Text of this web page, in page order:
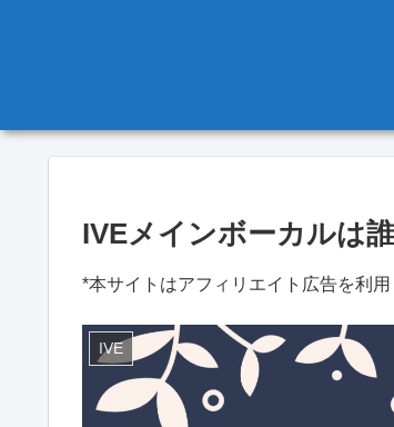
IVEメインボーカルは
*本サイトはアフィリエイト広告を利用
IVE